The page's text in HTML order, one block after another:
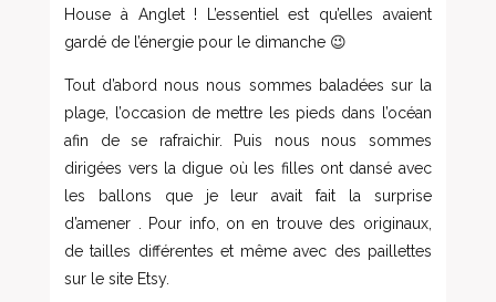
House à Anglet ! L’essentiel est qu’elles avaient
gardé de l’énergie pour le dimanche 😉
Tout d’abord nous nous sommes baladées sur la
plage, l’occasion de mettre les pieds dans l’océan
afin de se rafraichir. Puis nous nous sommes
dirigées vers la digue où les filles ont dansé avec
les ballons que je leur avait fait la surprise
d’amener . Pour info, on en trouve des originaux,
de tailles différentes et même avec des paillettes
sur le site Etsy.